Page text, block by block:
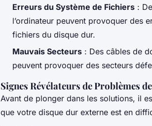
Erreurs du Système de Fichiers :
l’ordinateur peuvent provoquer des
fichiers du disque dur.
Mauvais Secteurs : Des câbles de
peuvent provoquer des secteurs
Signes Révélateurs de Problèmes
Avant de plonger dans les solutions, il
que votre disque dur externe est en